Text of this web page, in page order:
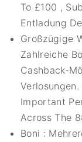
To £100 ,
Entladung
Großzügige
Zahlreiche
Cashback-
Important
Across The
Boni :